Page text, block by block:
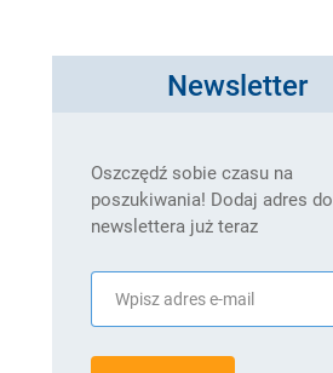
Newsletter
Oszczędź sobie czasu na
poszukiwania! Dodaj adres do
newslettera już teraz